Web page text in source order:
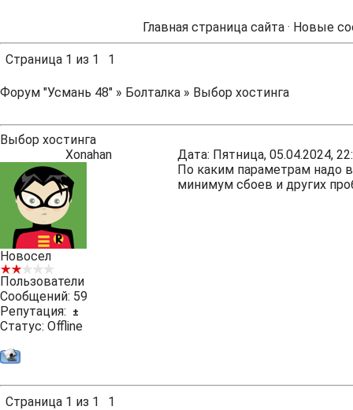
Главная страница сайта · Новые
Страница 1 из 1 1
Форум "Усмань 48" » Болталка » Выбор хостинга
Выбор хостинга
Xonahan
Дата: Пятница, 05.04.2024,
Новосел
Пользователи
Сообщений: 59
Репутация:
±
Статус: Offline
По каким параметрам надо
минимум сбоев и других
Страница 1 из 1 1